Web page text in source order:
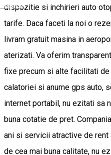
English
dispozitie si inchirieri auto
tarife. Daca faceti la noi o
livram gratuit masina in
aterizati. Va oferim
fixe precum si alte facilitati de
calatoriei si anume gps auto,
internet portabil, nu ezitati sa
buna cotatie de pret.
ani si servicii atractive de
de cea mai buna calitate, nu